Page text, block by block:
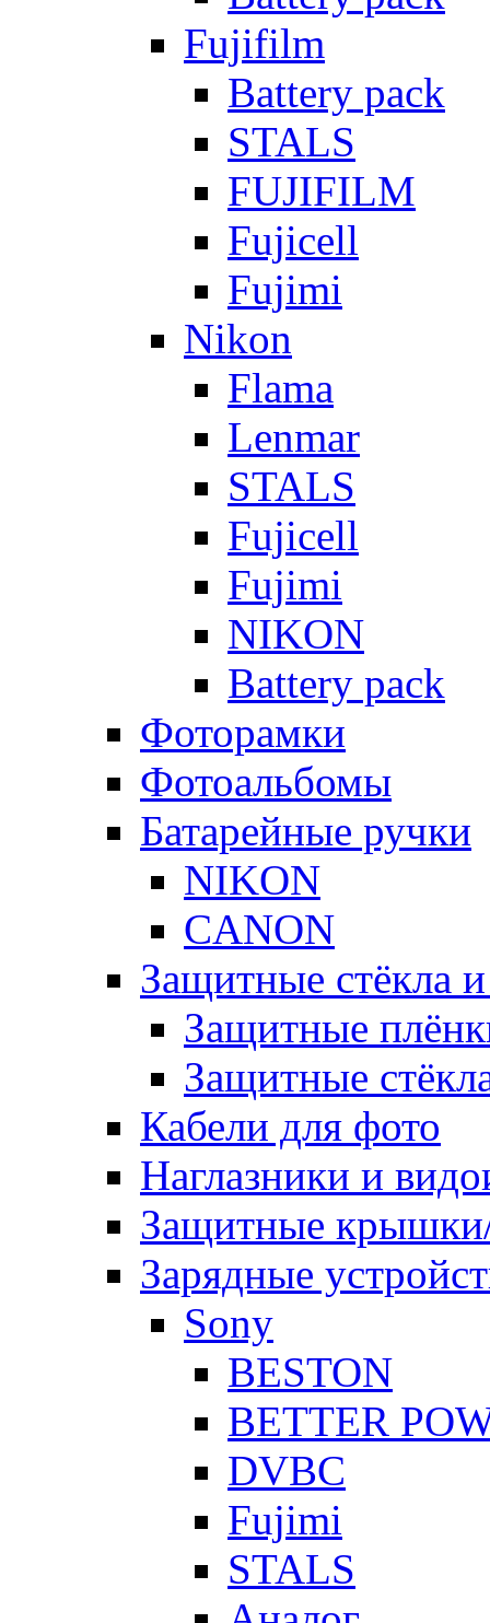
Fujifilm
Battery pack
STALS
FUJIFILM
Fujicell
Fujimi
Nikon
Flama
Lenmar
STALS
Fujicell
Fujimi
NIKON
Battery pack
Фоторамки
Фотоальбомы
Батарейные ручки
NIKON
CANON
Защитные стёкла
Защитные
Защитные
Кабели для фото
Наглазники и
Защитные
Зарядные
Sony
BESTON
BETTER
DVBC
Fujimi
STALS